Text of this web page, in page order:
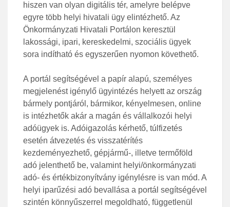
hiszen van olyan digitális tér, amelyre belépve
egyre több helyi hivatali ügy elintézhető. Az
Önkormányzati Hivatali Portálon keresztül
lakossági, ipari, kereskedelmi, szociális ügyek
sora indítható és egyszerűen nyomon követhető.
A portál segítségével a papír alapú, személyes
megjelenést igénylő ügyintézés helyett az ország
bármely pontjáról, bármikor, kényelmesen, online
is intézhetők akár a magán és vállalkozói helyi
adóügyek is. Adóigazolás kérhető, túlfizetés
esetén átvezetés és visszatérítés
kezdeményezhető, gépjármű-, illetve termőföld
adó jelenthető be, valamint helyi/önkormányzati
adó- és értékbizonyítvány igénylésre is van mód. A
helyi iparűzési adó bevallása a portál segítségével
szintén könnyűszerrel megoldható, függetlenül